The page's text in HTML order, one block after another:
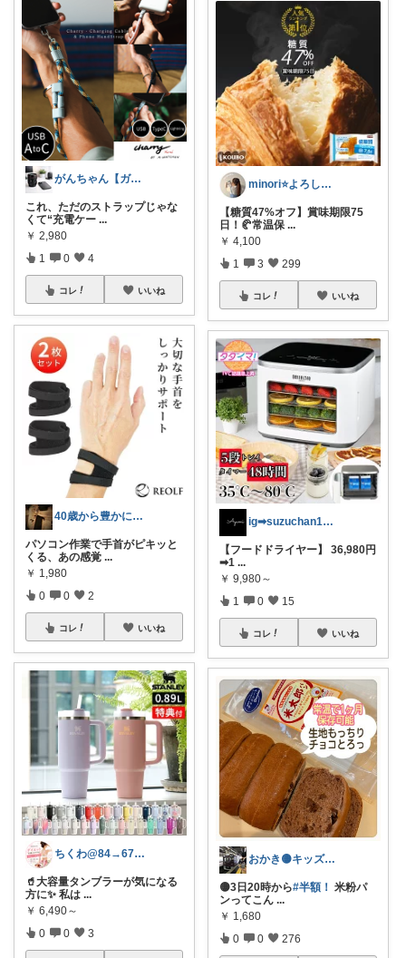
がんちゃん【ガジェット📱紹介】
これ、ただのストラップじゃな
くて“充電ケー ...
￥ 2,980
1 0 4
コレ いいね
40歳から豊かに生きるサラリーマン
パソコン作業で手首がピキッと
くる、あの感覚 ...
￥ 1,980
0 0 2
コレ いいね
ちくわ@84→67kgまで痩せた40代♀
🥤大容量タンブラーが気になる
方に✨ 私は ...
￥ 6,490～
0 0 3
minori⭐️よろしくお願いします💕
【糖質47%オフ】賞味期限75
日！🥐常温保 ...
￥ 4,100
1 3 299
コレ いいね
ig➡︎suzuchan1206
【フードドライヤー】 36,980円
➡︎1 ...
￥ 9,980～
1 0 15
コレ いいね
おかき🟡キッズ、子供服、暑さ対策
🟡3日20時から#半額！ 米粉パ
ンってこん ...
￥ 1,680
0 0 276